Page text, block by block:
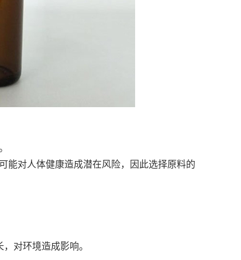
能对人体健康造成潜在风险，因此选择原料的
对环境造成影响。